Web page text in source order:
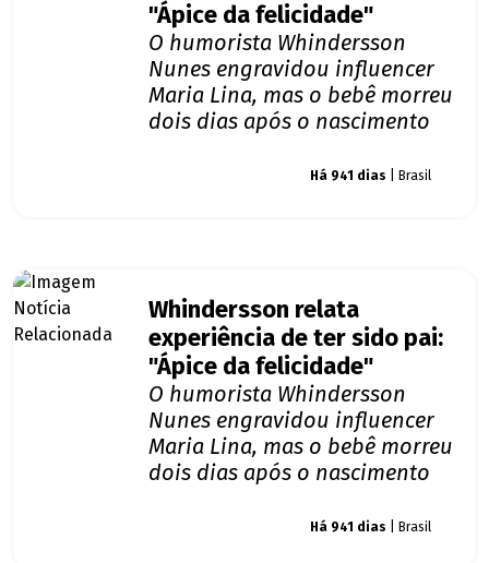
"Ápice da felicidade"
O humorista Whindersson
Nunes engravidou influencer
Maria Lina, mas o bebê morreu
dois dias após o nascimento
Há 941 dias | Brasil
Whindersson relata
experiência de ter sido pai:
"Ápice da felicidade"
O humorista Whindersson
Nunes engravidou influencer
Maria Lina, mas o bebê morreu
dois dias após o nascimento
Há 941 dias | Brasil